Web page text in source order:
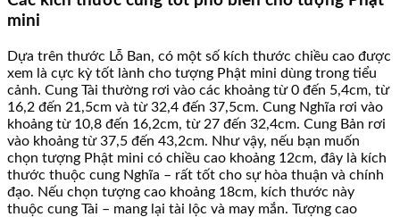
mini
Dựa trên thước Lỗ Ban, có một số kích thước chiều cao được
xem là cực kỳ tốt lành cho tượng Phật mini dùng trong tiểu
cảnh. Cung Tài thường rơi vào các khoảng từ 0 đến 5,4cm, từ
16,2 đến 21,5cm và từ 32,4 đến 37,5cm. Cung Nghĩa rơi vào
khoảng từ 10,8 đến 16,2cm, từ 27 đến 32,4cm. Cung Bản rơi
vào khoảng từ 37,5 đến 43,2cm. Như vậy, nếu bạn muốn
chọn tượng Phật mini có chiều cao khoảng 12cm, đây là kích
thước thuộc cung Nghĩa – rất tốt cho sự hòa thuận và chính
đạo. Nếu chọn tượng cao khoảng 18cm, kích thước này
thuộc cung Tài – mang lại tài lộc và may mắn. Tượng cao